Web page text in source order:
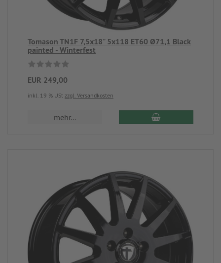
Tomason TN1F 7,5x18" 5x118 ET60 Ø71,1 Black
painted - Winterfest
EUR 249,00
inkl. 19 % USt zzgl. Versandkosten
mehr...